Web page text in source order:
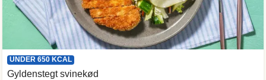
UNDER 650 KCAL
Gyldenstegt svinekød